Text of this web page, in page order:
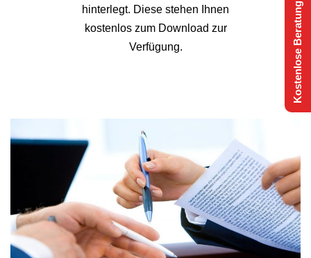
hinterlegt. Diese stehen Ihnen
kostenlos zum Download zur
Verfügung.
Kostenlose Beratung